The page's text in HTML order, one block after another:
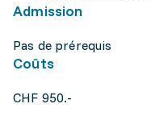
Admission
Pas de prérequis
Coûts
CHF 950.-